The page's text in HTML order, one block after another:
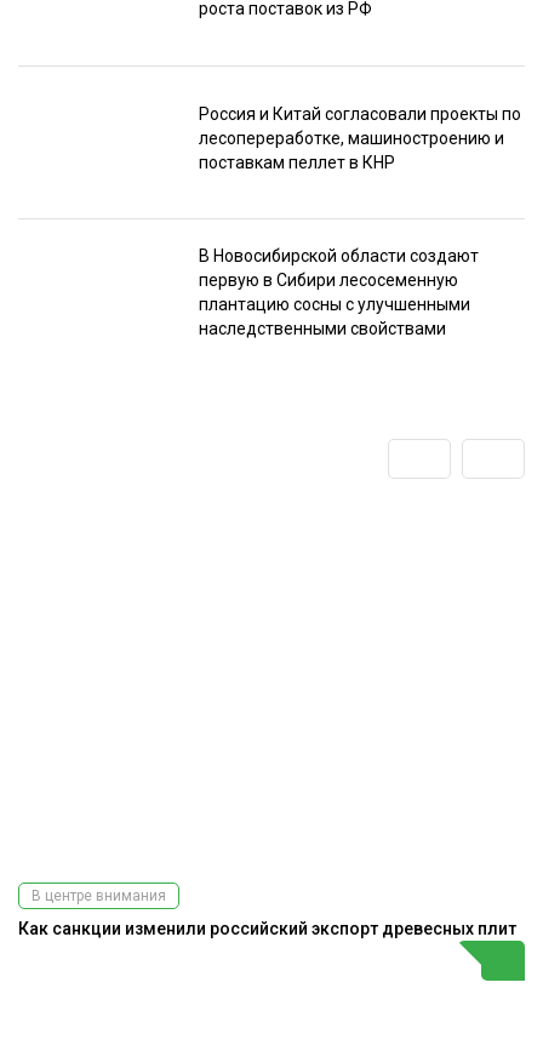
роста поставок из РФ
Россия и Китай согласовали проекты по
лесопереработке, машиностроению и
поставкам пеллет в КНР
В Новосибирской области создают
первую в Сибири лесосеменную
плантацию сосны с улучшенными
наследственными свойствами
В центре внимания
Как санкции изменили российский экспорт древесных плит